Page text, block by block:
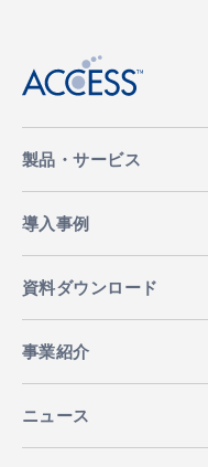
製品・サービス
導入事例
資料ダウンロード
事業紹介
ニュース